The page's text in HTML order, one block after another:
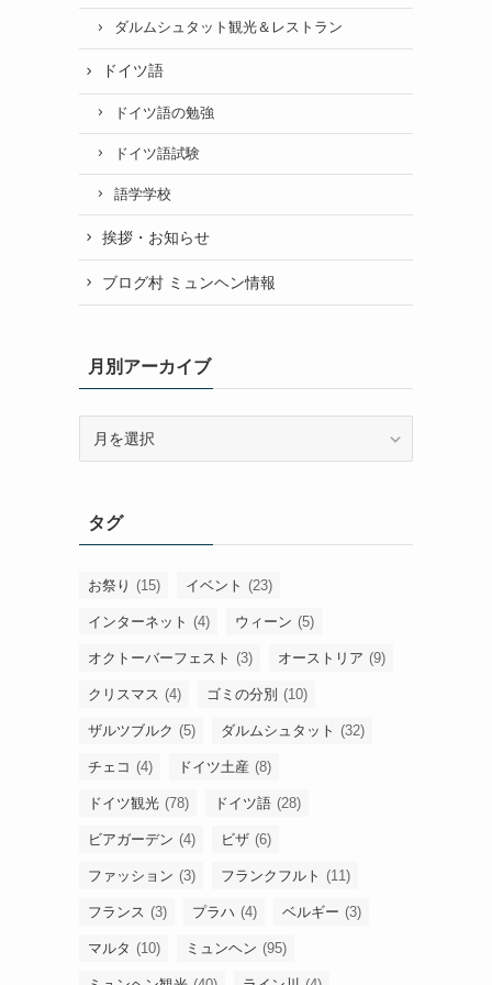
ダルムシュタット観光＆レストラン
ドイツ語
ドイツ語の勉強
ドイツ語試験
語学学校
挨拶・お知らせ
ブログ村 ミュンヘン情報
月別アーカイブ
カ
イ
タグ
お祭り (15) イベント (23)
インターネット (4) ウィーン (5)
オクトーバーフェスト (3) オーストリア (9)
クリスマス (4) ゴミの分別 (10)
ザルツブルク (5) ダルムシュタット (32)
チェコ (4) ドイツ土産 (8)
ドイツ観光 (78) ドイツ語 (28)
ビアガーデン (4) ビザ (6)
ファッション (3) フランクフルト (11)
フランス (3) プラハ (4) ベルギー (3)
マルタ (10) ミュンヘン (95)